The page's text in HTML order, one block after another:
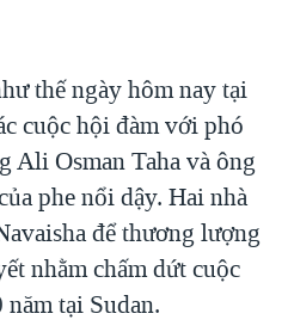
ĐƯỜNG
HẠ 'BÊN THẮNG CUỘC'
NAY
VIỆT NAM
thế ngày hôm nay tại
cuộc hội đàm với phó
Ali Osman Taha và ông
phe nổi dậy. Hai nhà
để thương lượng
nhằm chấm dứt cuộc
tại Sudan.